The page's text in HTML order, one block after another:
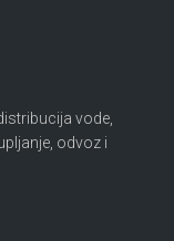
vode,
odvoz i